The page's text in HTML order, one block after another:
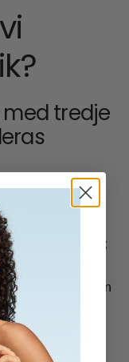
med tredje
in och
en allmän och
att samla in
och